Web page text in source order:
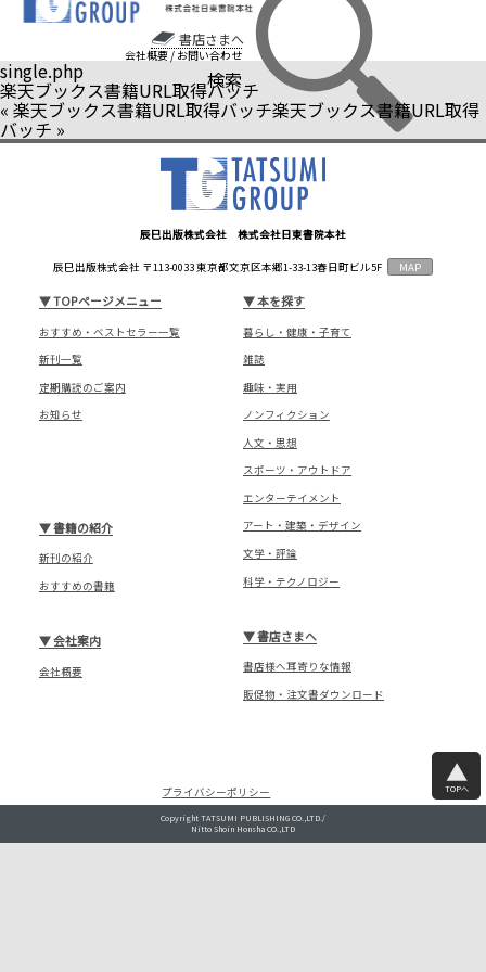
書店さまへ
会社概要 / お問い合わせ
検索
single.php
楽天ブックス書籍URL取得バッチ
« 楽天ブックス書籍URL取得バッチ楽天ブックス書籍URL取得
バッチ »
辰巳出版株式会社 株式会社日東書院本社
辰巳出版株式会社 〒113-0033 東京都文京区本郷1-33-13春日町ビル5F MAP
▼TOPページメニュー
おすすめ・ベストセラー一覧
新刊一覧
定期購読のご案内
お知らせ
▼本を探す
暮らし・健康・子育て
雑誌
趣味・実用
ノンフィクション
人文・思想
スポーツ・アウトドア
エンターテイメント
アート・建築・デザイン
文学・評論
科学・テクノロジー
▼書籍の紹介
新刊の紹介
おすすめの書籍
▼書店さまへ
書店様へ耳寄りな情報
販促物・注文書ダウンロード
▼会社案内
会社概要
プライバシーポリシー TOPへ
Copyright TATSUMI PUBLISHING CO.,LTD./
Nitto Shoin Honsha CO.,LTD